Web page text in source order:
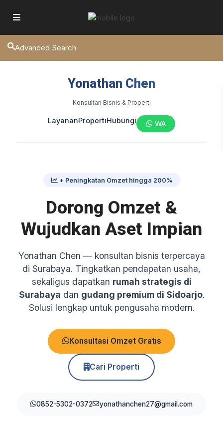
Advanced Search
Yonathan Chen
Konsultan Bisnis & Properti
LayananPropertiHubungi WA
+ Peningkatan Omzet hingga 200%
Dorong Omzet &
Wujudkan Aset Impian
Yonathan Chen — konsultan bisnis terpercaya
di Surabaya. Tingkatkan pendapatan usaha,
sekaligus dapatkan rumah strategis di
Surabaya dan gudang premium di Sidoarjo.
Solusi lengkap untuk pengusaha modern.
Konsultasi Omzet Gratis
Cari Properti
0852-5302-0372 yonathanchen27@gmail.com